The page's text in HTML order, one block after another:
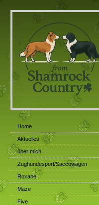
Home
Aktuelles
über mich
Zughundesport/Saccowagen
Roxane
Maze
Five